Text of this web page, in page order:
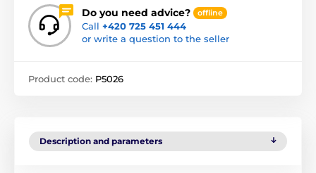
Do you need advice? offline
Call +420 725 451 444
or write a question to the seller
Product code: P5026
Description and parameters